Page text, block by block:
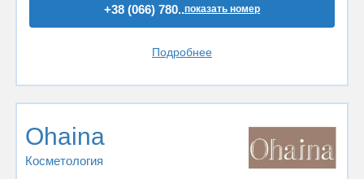
+38 (066) 780..показать номер
Подробнее
Ohaina
Косметология